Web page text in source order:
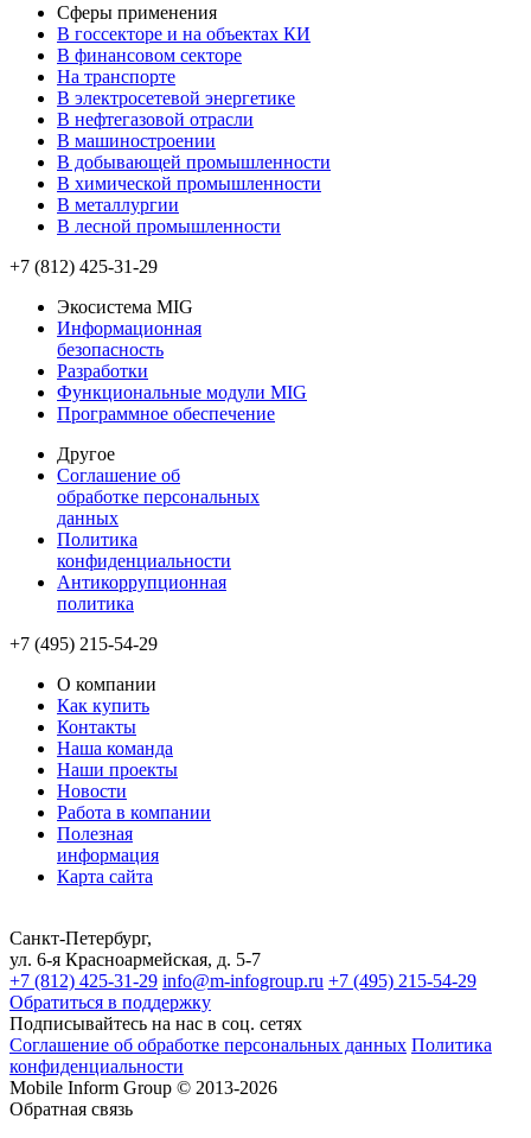
Сферы применения
В госсекторе и на объектах КИ
В финансовом секторе
На транспорте
В электросетевой энергетике
В нефтегазовой отрасли
В машиностроении
В добывающей промышленности
В химической промышленности
В металлургии
В лесной промышленности
+7 (812) 425-31-29
Экосистема MIG
Информационная
безопасность
Разработки
Функциональные модули MIG
Программное обеспечение
Другое
Соглашение об
обработке персональных
данных
Политика
конфиденциальности
Антикоррупционная
политика
+7 (495) 215-54-29
О компании
Как купить
Контакты
Наша команда
Наши проекты
Новости
Работа в компании
Полезная
информация
Карта сайта
Санкт-Петербург,
ул. 6-я Красноармейская, д. 5-7
+7 (812) 425-31-29 info@m-infogroup.ru +7 (495) 215-54-29
Обратиться в поддержку
Подписывайтесь на нас в соц. сетях
Соглашение об обработке персональных данных Политика
конфиденциальности
Mobile Inform Group © 2013-2026
Обратная связь